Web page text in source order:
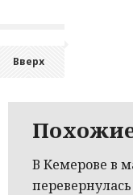
Вверх
В Кемерове в